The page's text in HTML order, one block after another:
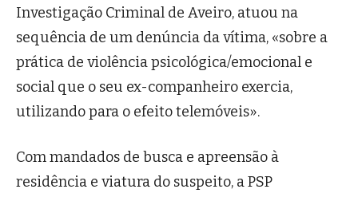
Investigação Criminal de Aveiro, atuou na
sequência de um denúncia da vítima, «sobre a
prática de violência psicológica/emocional e
social que o seu ex-companheiro exercia,
utilizando para o efeito telemóveis».
Com mandados de busca e apreensão à
residência e viatura do suspeito, a PSP